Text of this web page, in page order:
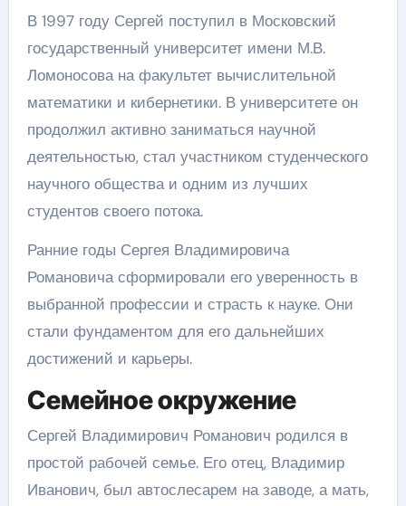
В 1997 году Сергей поступил в Московский
государственный университет имени М.В.
Ломоносова на факультет вычислительной
математики и кибернетики. В университете он
продолжил активно заниматься научной
деятельностью, стал участником студенческого
научного общества и одним из лучших
студентов своего потока.
Ранние годы Сергея Владимировича
Романовича сформировали его уверенность в
выбранной профессии и страсть к науке. Они
стали фундаментом для его дальнейших
достижений и карьеры.
Семейное окружение
Сергей Владимирович Романович родился в
простой рабочей семье. Его отец, Владимир
Иванович, был автослесарем на заводе, а мать,